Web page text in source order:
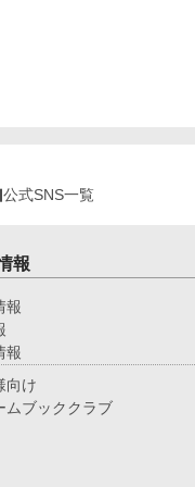
公式SNS一覧
報
報
報
向け
ムブッククラブ